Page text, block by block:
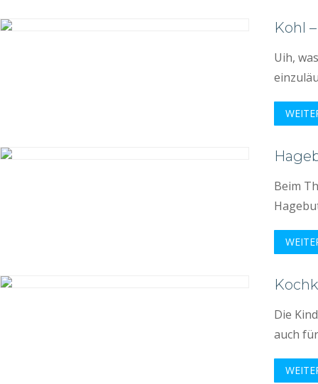
Kohl
Uih,
Beim
Die
auch